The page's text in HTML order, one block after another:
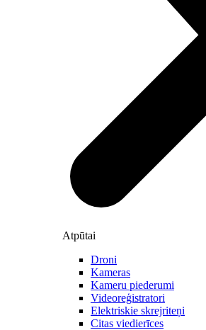
Atpūtai
Droni
Kameras
Kameru piederumi
Videoreģistratori
Elektriskie skrejriteņi
Citas viedierīces